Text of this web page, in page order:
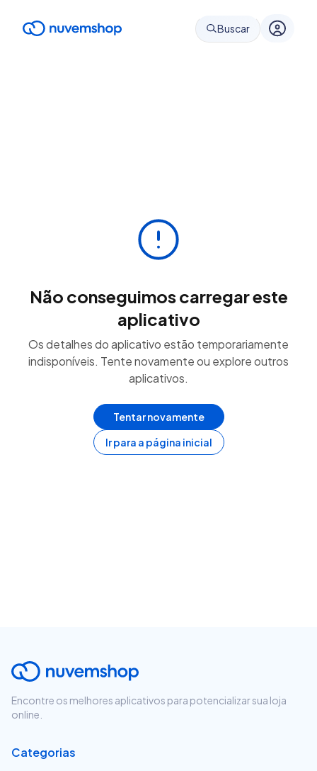
Buscar
Não conseguimos carregar este
aplicativo
Os detalhes do aplicativo estão temporariamente
indisponíveis. Tente novamente ou explore outros
aplicativos.
Tentar novamente
Ir para a página inicial
Encontre os melhores aplicativos para potencializar sua loja
online.
Categorias